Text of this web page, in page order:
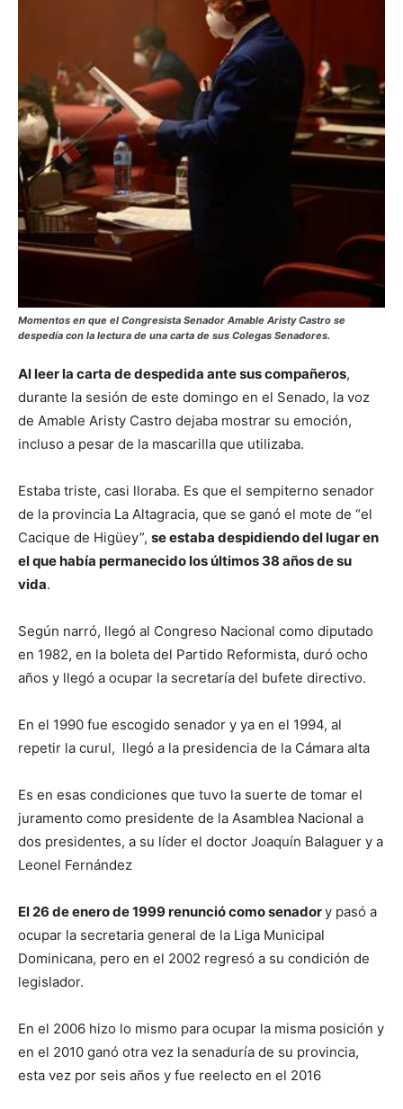
Momentos en que el Congresista Senador Amable Aristy Castro se
despedía con la lectura de una carta de sus Colegas Senadores.
Al leer la carta de despedida ante sus compañeros,
durante la sesión de este domingo en el Senado, la voz
de Amable Aristy Castro dejaba mostrar su emoción,
incluso a pesar de la mascarilla que utilizaba.
Estaba triste, casi lloraba. Es que el sempiterno senador
de la provincia La Altagracia, que se ganó el mote de “el
Cacique de Higüey”, se estaba despidiendo del lugar en
el que había permanecido los últimos 38 años de su
vida.
Según narró, llegó al Congreso Nacional como diputado
en 1982, en la boleta del Partido Reformista, duró ocho
años y llegó a ocupar la secretaría del bufete directivo.
En el 1990 fue escogido senador y ya en el 1994, al
repetir la curul, llegó a la presidencia de la Cámara alta
Es en esas condiciones que tuvo la suerte de tomar el
juramento como presidente de la Asamblea Nacional a
dos presidentes, a su líder el doctor Joaquín Balaguer y a
Leonel Fernández
El 26 de enero de 1999 renunció como senadory pasó a
ocupar la secretaria general de la Liga Municipal
Dominicana, pero en el 2002 regresó a su condición de
legislador.
En el 2006 hizo lo mismo para ocupar la misma posición y
en el 2010 ganó otra vez la senaduría de su provincia,
esta vez por seis años y fue reelecto en el 2016